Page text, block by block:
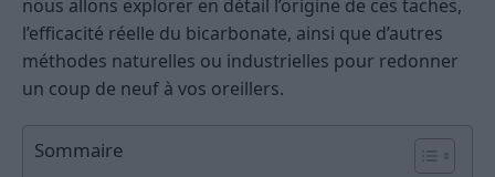
nous allons explorer en détail l’origine de ces taches,
l’efficacité réelle du bicarbonate, ainsi que d’autres
méthodes naturelles ou industrielles pour redonner
un coup de neuf à vos oreillers.
Sommaire